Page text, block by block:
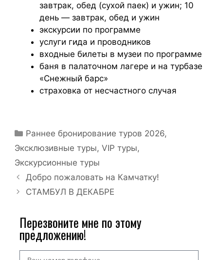
завтрак, обед (сухой паек) и ужин; 10
день — завтрак, обед и ужин
экскурсии по программе
услуги гида и проводников
входные билеты в музеи по программе
баня в палаточном лагере и на турбазе
«Снежный барс»
страховка от несчастного случая
Раннее бронирование туров 2026,
Эксклюзивные туры, VIP туры,
Экскурсионные туры
Добро пожаловать на Камчатку!
СТАМБУЛ В ДЕКАБРЕ
Перезвоните мне по этому
предложению!